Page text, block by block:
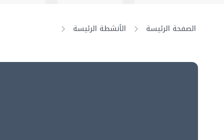
الصفحة الرئيسة الأنشطة الرئيسة